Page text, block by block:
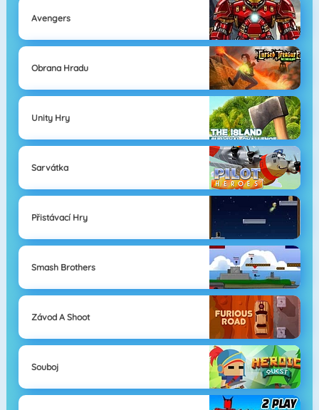
Avengers
Obrana Hradu
Unity Hry
Sarvátka
Přistávací Hry
Smash Brothers
Závod A Shoot
Souboj